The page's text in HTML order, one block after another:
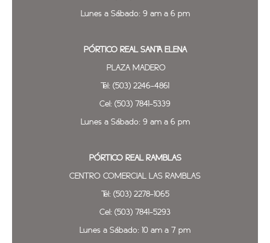
Lunes a Sábado: 9 am a 6 pm
PÓRTICO REAL SANTA ELENA
PLAZA MADERO
Tel: (503) 2246-4861
Cel: (503) 7841-5339
Lunes a Sábado: 9 am a 6 pm
PÓRTICO REAL RAMBLAS
CENTRO COMERCIAL LAS RAMBLAS
Tel: (503) 2278-1065
Cel: (503) 7841-5293
Lunes a Sábado: 10 am a 7 pm